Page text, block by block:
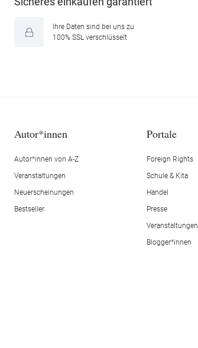
Ihre Daten sind bei uns zu
100% SSL verschlüsselt
Autor*innen
Autor*innen von A-Z
Veranstaltungen
Neuerscheinungen
Bestseller
Portale
Foreign Rights
Schule & Kita
Handel
Presse
Veranstaltungen
Blogger*innen